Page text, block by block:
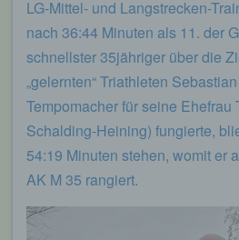
LG-Mittel- und Langstrecken-
nach 36:44 Minuten als 11. der
schnellster 35jähriger über die
„gelernten“ Triathleten
Tempomacher für seine Ehefrau
Schalding-Heining) fungierte,
54:19 Minuten stehen, womit er
AK M 35 rangiert.